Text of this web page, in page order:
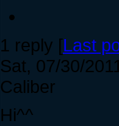
1 reply [Last
Sat, 07/30/
Caliber
Hi^^